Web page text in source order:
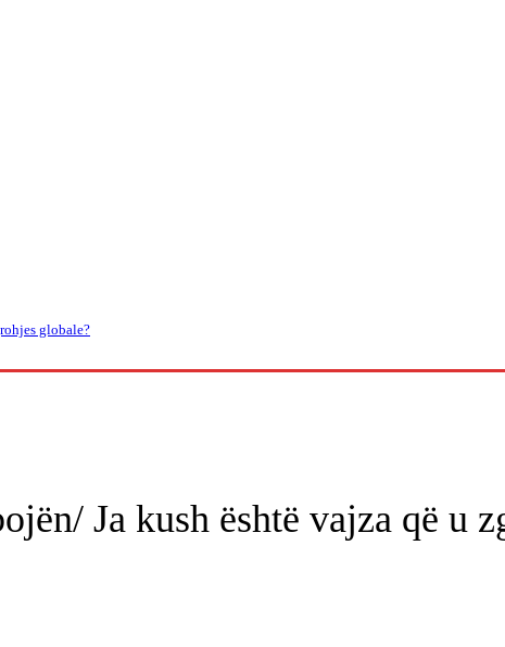
globale?
Ja kush është vajza që u